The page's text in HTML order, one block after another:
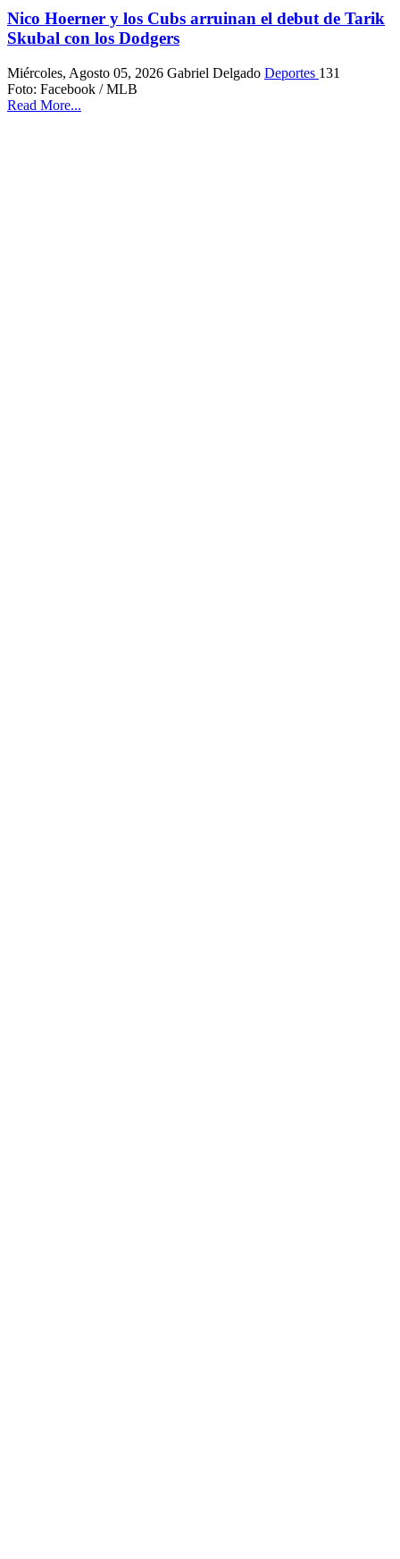
Nico Hoerner y los Cubs arruinan el debut de Tarik
Skubal con los Dodgers
Miércoles, Agosto 05, 2026 Gabriel Delgado Deportes 131
Foto: Facebook / MLB
Read More...